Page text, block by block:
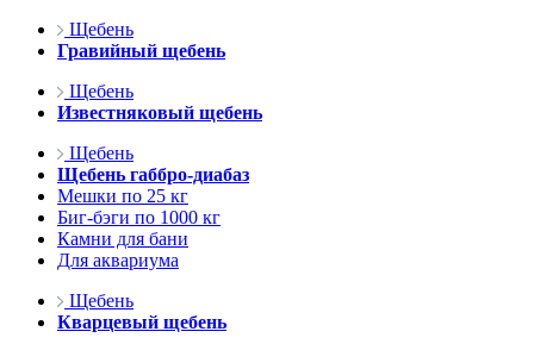
Щебень
Гравийный щебень
Щебень
Известняковый щебень
Щебень
Щебень габбро-диабаз
Мешки по 25 кг
Биг-бэги по 1000 кг
Камни для бани
Для аквариума
Щебень
Кварцевый щебень